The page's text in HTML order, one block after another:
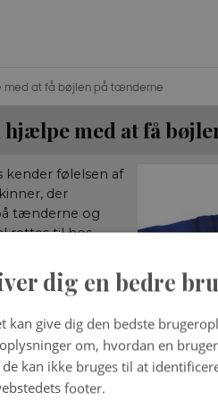
med at få bøjlen på tænderne
hjælpe med at få
kender følelsen af
der
tænderne og
rettes til hos
procent af danske
års alderen bøjle
som den
udfører ud
og erfaring
de samme
dig en bedre
kan give dig den bedste
om, hvordan en
kan ikke bruges til at
footer.